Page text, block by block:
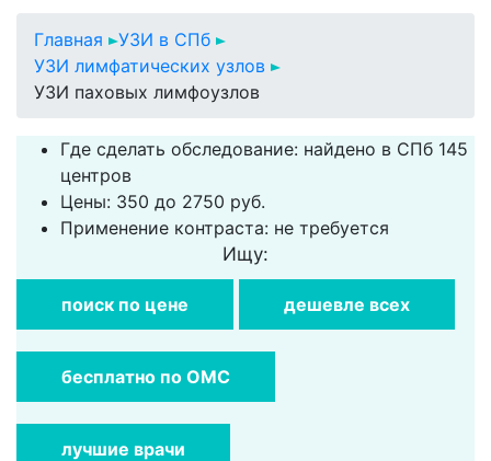
Главная
УЗИ в СПб
УЗИ лимфатических узлов
УЗИ паховых лимфоузлов
Где сделать обследование: найдено в СПб 145
центров
Цены: 350 до 2750 руб.
Применение контраста: не требуется
Ищу:
поиск по цене дешевле всех
бесплатно по ОМС
лучшие врачи